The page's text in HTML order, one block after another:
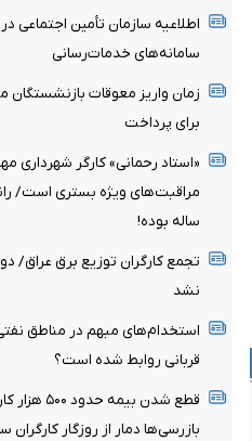
اطلاعیه سازمان تأمین
سامانه‌های خدمات‌رسانی
زمان واریز معوقات
برای پرداخت
«استاد رحمانی» کارگر شهرداری
ساله بوده!
تجمع کارگران توزیع برق عراق/
نشد
استخدام‌های مبهم در مناطق
قربانی روابط شده است؟
قطع شدن بیمه
بازرسی‌ها دمار از روزگار کارگران